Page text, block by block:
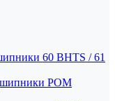
60 BHTS / 61
POM